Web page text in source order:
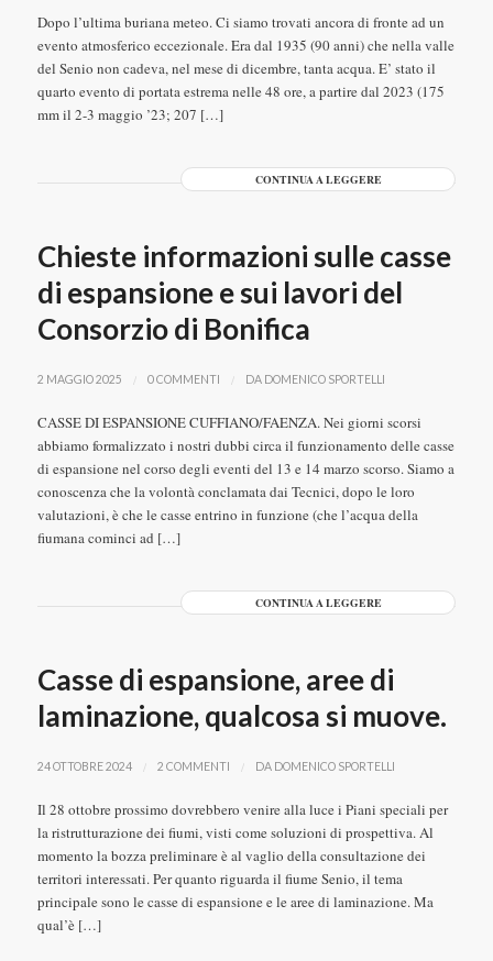
Dopo l’ultima buriana meteo. Ci siamo trovati ancora di fronte ad un
evento atmosferico eccezionale. Era dal 1935 (90 anni) che nella valle
del Senio non cadeva, nel mese di dicembre, tanta acqua. E’ stato il
quarto evento di portata estrema nelle 48 ore, a partire dal 2023 (175
mm il 2-3 maggio ’23; 207 […]
CONTINUA A LEGGERE
Chieste informazioni sulle casse
di espansione e sui lavori del
Consorzio di Bonifica
2 MAGGIO 2025 / 0 COMMENTI / DA DOMENICO SPORTELLI
CASSE DI ESPANSIONE CUFFIANO/FAENZA. Nei giorni scorsi
abbiamo formalizzato i nostri dubbi circa il funzionamento delle casse
di espansione nel corso degli eventi del 13 e 14 marzo scorso. Siamo a
conoscenza che la volontà conclamata dai Tecnici, dopo le loro
valutazioni, è che le casse entrino in funzione (che l’acqua della
fiumana cominci ad […]
CONTINUA A LEGGERE
Casse di espansione, aree di
laminazione, qualcosa si muove.
24 OTTOBRE 2024 / 2 COMMENTI / DA DOMENICO SPORTELLI
Il 28 ottobre prossimo dovrebbero venire alla luce i Piani speciali per
la ristrutturazione dei fiumi, visti come soluzioni di prospettiva. Al
momento la bozza preliminare è al vaglio della consultazione dei
territori interessati. Per quanto riguarda il fiume Senio, il tema
principale sono le casse di espansione e le aree di laminazione. Ma
qual’è […]